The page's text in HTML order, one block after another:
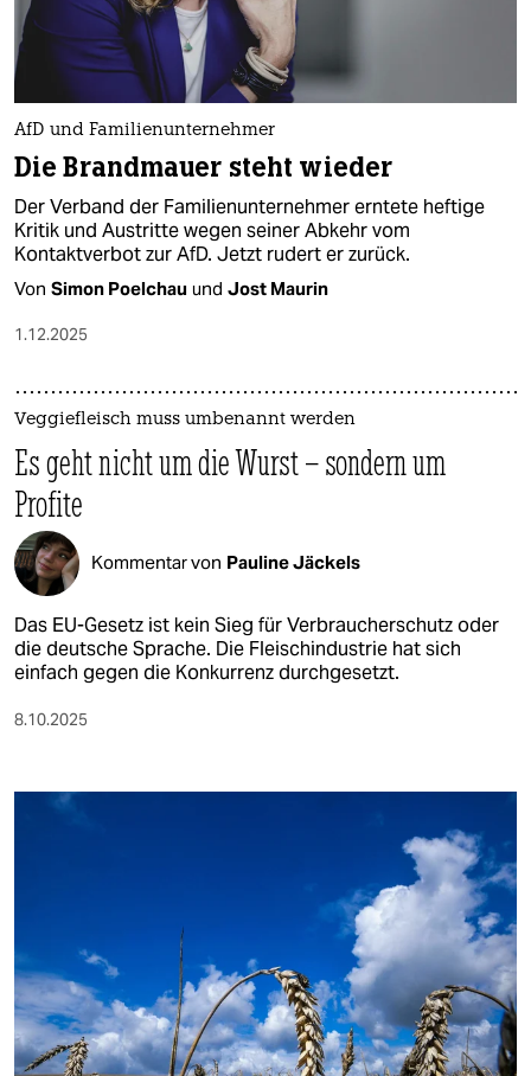
AfD und Familienunternehmer
Die Brandmauer steht wieder
Der Verband der Familienunternehmer erntete heftige
Kritik und Austritte wegen seiner Abkehr vom
Kontaktverbot zur AfD. Jetzt rudert er zurück.
Von Simon Poelchau und Jost Maurin
1.12.2025
Veggiefleisch muss umbenannt werden
Es geht nicht um die Wurst – sondern um
Profite
Kommentar von Pauline Jäckels
Das EU-Gesetz ist kein Sieg für Verbraucherschutz oder
die deutsche Sprache. Die Fleischindustrie hat sich
einfach gegen die Konkurrenz durchgesetzt.
8.10.2025